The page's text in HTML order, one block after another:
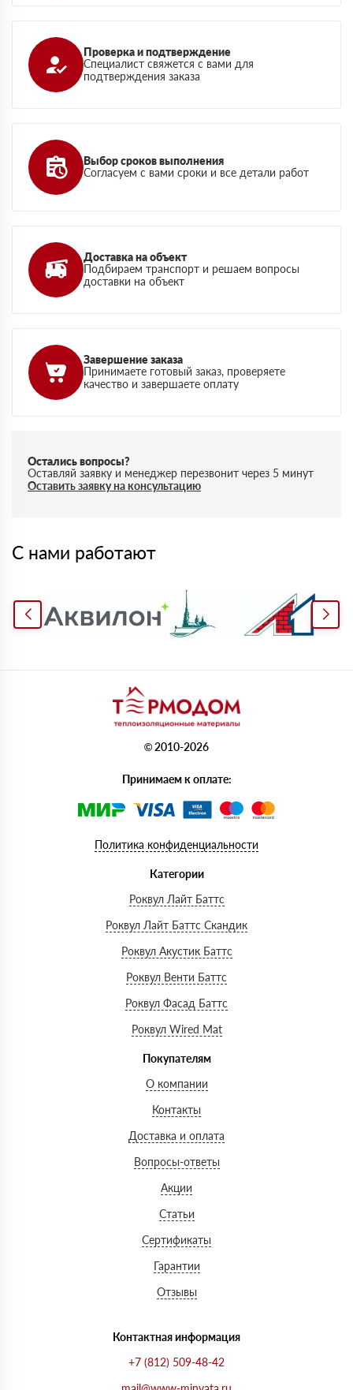
Проверка и подтверждение
Специалист свяжется с вами для
подтверждения заказа
Выбор сроков выполнения
Согласуем с вами сроки и все детали работ
Доставка на объект
Подбираем транспорт и решаем вопросы
доставки на объект
Завершение заказа
Принимаете готовый заказ, проверяете
качество и завершаете оплату
Остались вопросы?
Оставляй заявку и менеджер перезвонит через 5 минут
Оставить заявку на консультацию
С нами работают
© 2010-2026
Принимаем к оплате:
Политика конфиденциальности
Категории
Роквул Лайт Баттс
Роквул Лайт Баттс Скандик
Роквул Акустик Баттс
Роквул Венти Баттс
Роквул Фасад Баттс
Роквул Wired Mat
Покупателям
О компании
Контакты
Доставка и оплата
Вопросы-ответы
Акции
Статьи
Сертификаты
Гарантии
Отзывы
Контактная информация
+7 (812) 509-48-42